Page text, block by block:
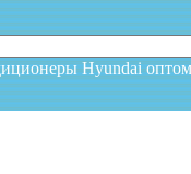
Hyundai